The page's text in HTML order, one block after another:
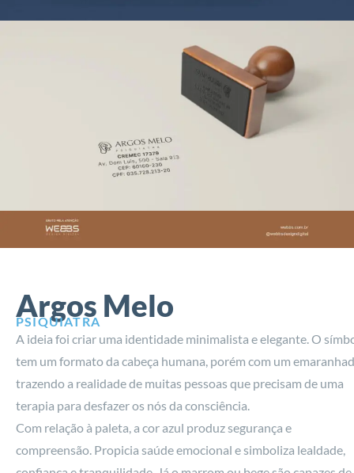
Argos Melo
PSIQUIATRA
A ideia foi criar uma identidade minimalista e elegante. O
tem um formato da cabeça humana, porém com um
trazendo a realidade de muitas pessoas que precisam de uma
terapia para desfazer os nós da consciência.
Com relação à paleta, a cor azul produz segurança e
compreensão. Propicia saúde emocional e simboliza lealdade,